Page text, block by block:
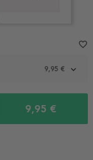
9,95 €
9,95 €
favorite_border